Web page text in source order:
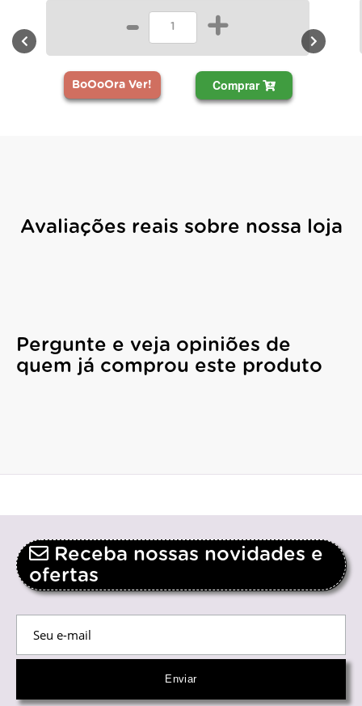
- +
BoOoOra Ver! Comprar
Avaliações reais sobre nossa loja
Pergunte e veja opiniões de
quem já comprou este produto
Receba nossas novidades e
ofertas